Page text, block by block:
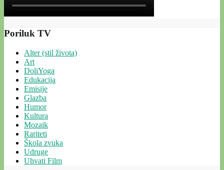
Poriluk TV
Alter (stil života)
Art
DoliYoga
Edukacija
Emisije
Glazba
Humor
Kultura
Mozaik
Rariteti
Škola zvuka
Udruge
Uhvati Film